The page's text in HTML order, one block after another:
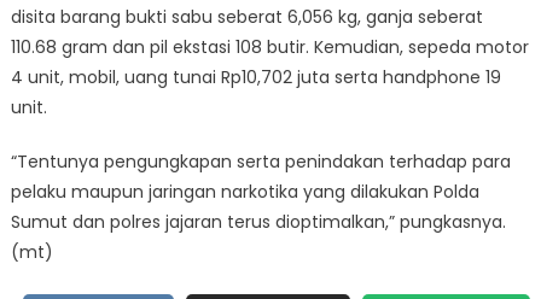
disita barang bukti sabu seberat 6,056 kg, ganja seberat
110.68 gram dan pil ekstasi 108 butir. Kemudian, sepeda motor
4 unit, mobil, uang tunai Rp10,702 juta serta handphone 19
unit.
“Tentunya pengungkapan serta penindakan terhadap para
pelaku maupun jaringan narkotika yang dilakukan Polda
Sumut dan polres jajaran terus dioptimalkan,” pungkasnya.
(mt)